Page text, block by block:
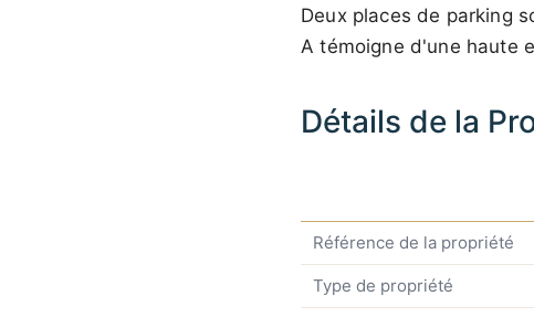
Deux places de parking
A témoigne d'une haute
Détails de la
Référence de la propriété
Type de propriété